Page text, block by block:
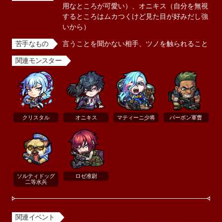
用なところが可愛い）、オニキス（自分を無視
するところはムカつくけど見た目が好みだし強
いから）
苦手なもの 言うことを聞かない相手、ツノを触られること
関連モンスター
クリスタル オニキス マティーニ少将 バーボン軍曹
ソルティドッグ
二等水兵
ロゼ准尉
関連イベント